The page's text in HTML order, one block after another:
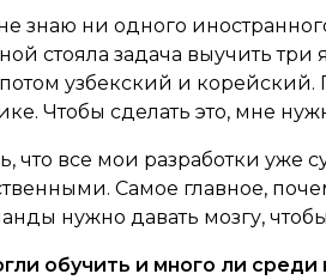
знаю ни одного
стояла задача выучить три
узбекский и корейский.
Чтобы сделать это, мне
все мои разработки уже
Самое главное,
нужно давать мозгу,
обучить и много ли среди